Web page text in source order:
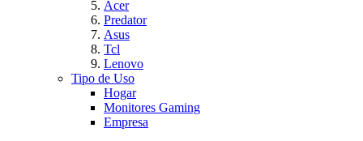
Acer
Predator
Asus
Tcl
Lenovo
Tipo de Uso
Hogar
Monitores Gaming
Empresa